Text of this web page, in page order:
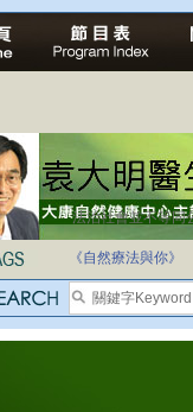
法治社會並不等同
《自然療法與你》